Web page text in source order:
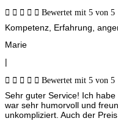
     Bewertet mit 5 von 5
Kompetenz, Erfahrung,
Marie
|
     Bewertet mit 5 von 5
Sehr guter Service! Ich
war sehr humorvoll und
unkompliziert. Auch der